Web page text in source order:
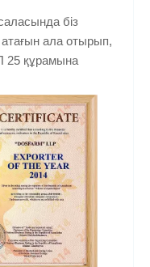
біз
ала отырып,
25 құрамына